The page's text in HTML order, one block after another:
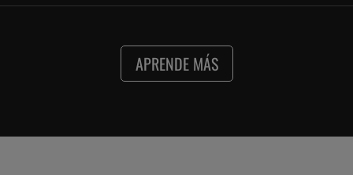
APRENDE MÁS